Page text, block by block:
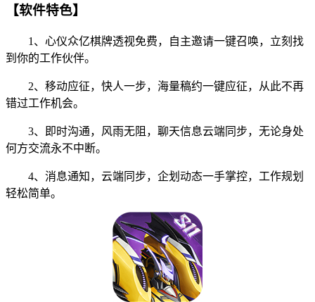
【软件特色】
1、心仪众亿棋牌透视免费，自主邀请一键召唤，立刻找
到你的工作伙伴。
2、移动应征，快人一步，海量稿约一键应征，从此不再
错过工作机会。
3、即时沟通，风雨无阻，聊天信息云端同步，无论身处
何方交流永不中断。
4、消息通知，云端同步，企划动态一手掌控，工作规划
轻松简单。